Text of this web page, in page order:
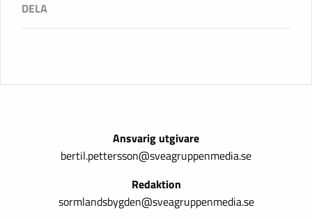
Ansvarig utgivare
bertil.pettersson@sveagruppenmedia.se
Redaktion
sormlandsbygden@sveagruppenmedia.se